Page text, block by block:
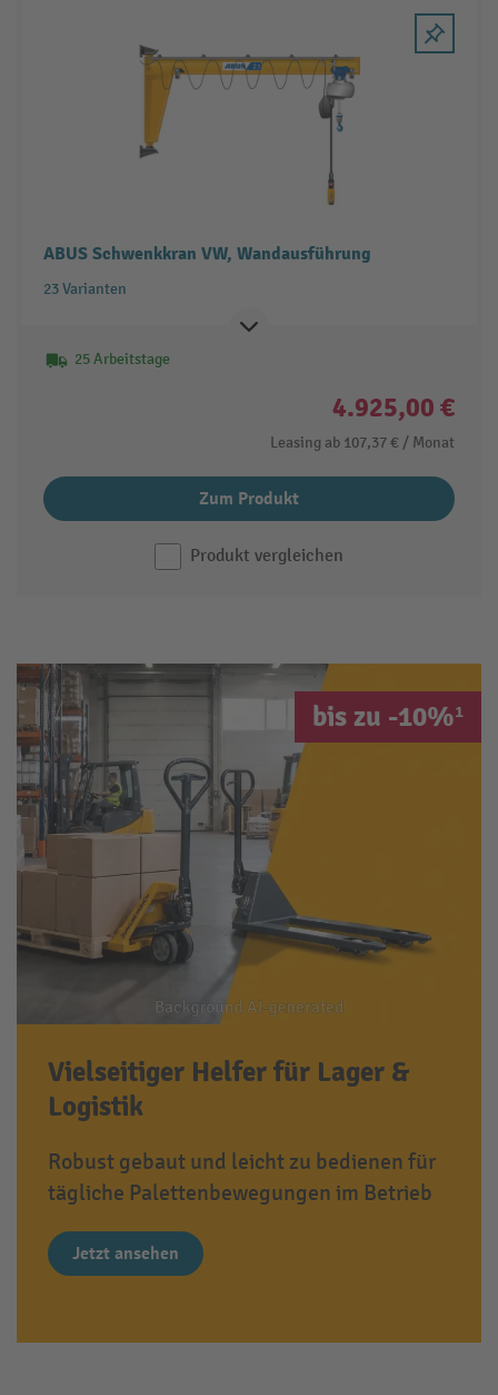
ABUS Schwenkkran VW, Wandausführung
23 Varianten
25 Arbeitstage
4.925,00 €
Leasing ab 107,37 € / Monat
Zum Produkt
Produkt vergleichen
bis zu -10%¹
Vielseitiger Helfer für Lager &
Logistik
Robust gebaut und leicht zu bedienen für
tägliche Palettenbewegungen im Betrieb
Jetzt ansehen